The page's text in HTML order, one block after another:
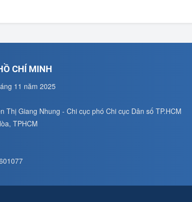
CHÍ MINH
11 năm 2025
Thị Giang Nhung - Chi cục phó Chi cục Dân số TP.HCM
TPHCM